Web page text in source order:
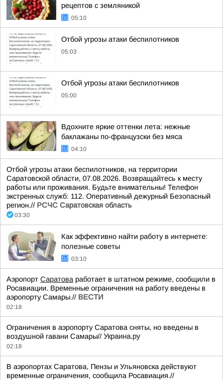
рецептов с земляникой
05:10
Отбой угрозы атаки беспилотников
05:03
Отбой угрозы атаки беспилотников
05:00
Вдохните яркие оттенки лета: нежные
баклажаны по-французски без мяса
04:10
Отбой угрозы атаки беспилотников, на территории
Саратовской области, 07.08.2026. Возвращайтесь к месту
работы или проживания. Будьте внимательны! Телефон
экстренных служб: 112. Оперативный дежурный Безопасный
регион.// РСЧС Саратовская область
03:30
Как эффективно найти работу в интернете:
полезные советы
03:10
Аэропорт Саратова работает в штатном режиме, сообщили в
Росавиации. Временные ограничения на работу введены в
аэропорту Самары.// ВЕСТИ
02:18
Ограничения в аэропорту Саратова сняты, но введены в
воздушной гавани Самары// Украина.ру
02:18
В аэропортах Саратова, Пензы и Ульяновска действуют
временные ограничения, сообщила Росавиация.//